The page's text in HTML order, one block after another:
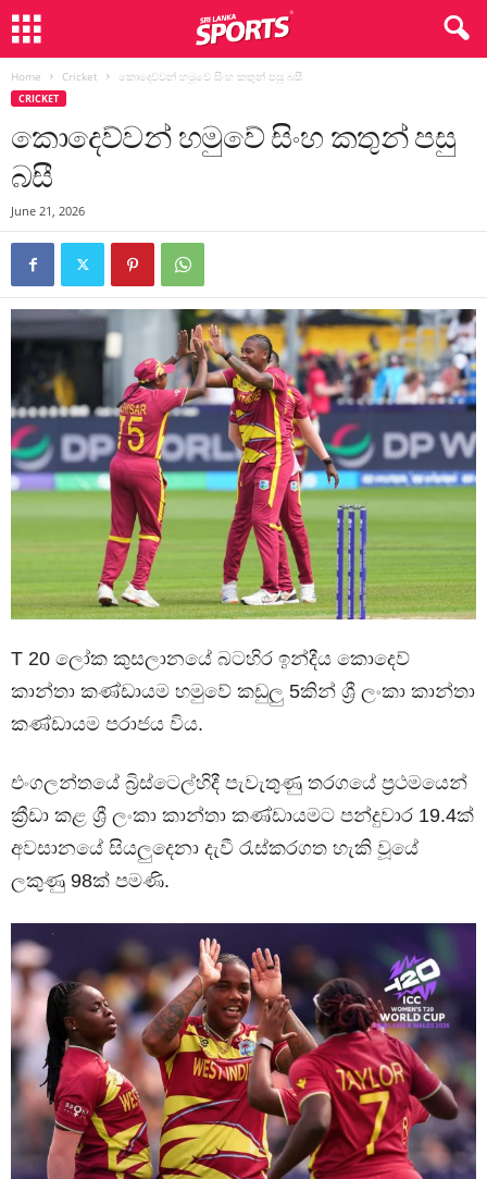
Home Cricket කොදෙව්වන් හමුවේ සිංහ කතුන් පසු බසී
CRICKET
කොදෙව්වන් හමුවේ සිංහ කතුන් පසු
බසී
June 21, 2026
T 20 ලෝක කුසලානයේ බටහිර ඉන්දීය කොදෙව්
කාන්තා කණ්ඩායම හමුවේ කඩුලු 5කින් ශ්‍රී ලංකා කාන්තා
කණ්ඩායම පරාජය විය.
එංගලන්තයේ බ්‍රිස්ටෙල්හිදී පැවැතුණු තරගයේ ප්‍රථමයෙන්
ක්‍රීඩා කළ ශ්‍රී ලංකා කාන්තා කණ්ඩායමට පන්දුවාර 19.4ක්
අවසානයේ සියලුදෙනා දැවී රැස්කරගත හැකි වූයේ
ලකුණු 98ක් පමණි.